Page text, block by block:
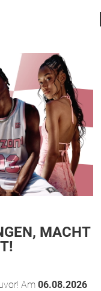
MACHT
Am 06.08.2026